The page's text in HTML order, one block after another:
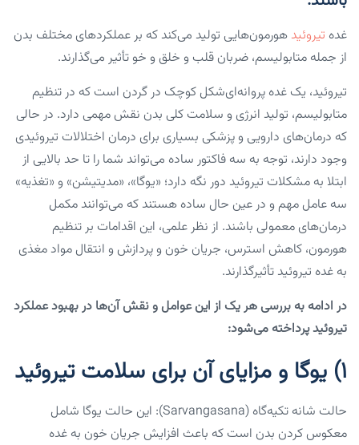
غده تیروئید هورمون‌هایی تولید می‌کند که بر عملکردهای مختلف بدن
از جمله متابولیسم، ضربان قلب و خلق و خو تأثیر می‌گذارند.
تیروئید، یک غده پروانه‌ای‌شکل کوچک در گردن است که در تنظیم
متابولیسم، تولید انرژی و سلامت کلی بدن نقش مهمی دارد. در حالی
که درمان‌های دارویی و پزشکی بسیاری برای درمان اختلالات تیروئیدی
وجود دارند، توجه به سه فاکتور ساده می‌تواند شما را تا حد بالایی از
ابتلا به مشکلات تیروئید دور نگه دارد؛ «یوگا»، «مدیتیشن» و «تغذیه»
سه عامل مهم و در عین حال ساده هستند که می‌توانند مکمل
درمان‌های معمولی باشند. از نظر علمی، این اقدامات بر تنظیم
هورمون، کاهش استرس، جریان خون و پردازش و انتقال مواد مغذی
به غده تیروئید تأثیرگذارند.
در ادامه به بررسی هر یک از این عوامل و نقش آن‌ها در بهبود عملکرد
تیروئید پرداخته می‌شود:
۱) یوگا و مزایای آن برای سلامت تیروئید
حالت شانه تکیه‌گاه (Sarvangasana): این حالت یوگا شامل
معکوس کردن بدن است که باعث افزایش جریان خون به غده